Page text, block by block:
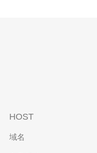
HOST
域名